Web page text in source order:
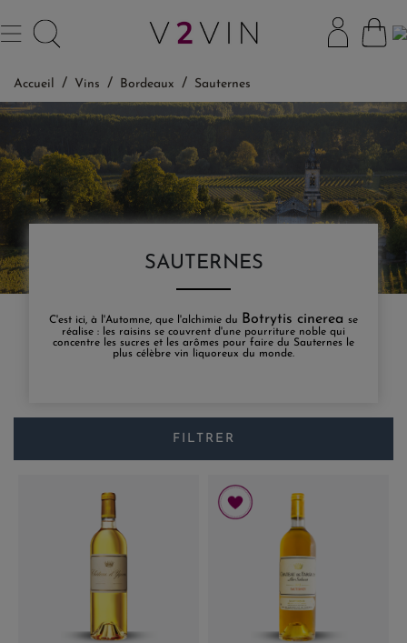
Accueil Vins Bordeaux Sauternes
SAUTERNES
C'est ici, à l'Automne, que l'alchimie du Botrytis cinerea se
réalise : les raisins se couvrent d'une pourriture noble qui
concentre les sucres et les arômes pour faire du Sauternes le
plus célèbre vin liquoreux du monde.
FILTRER